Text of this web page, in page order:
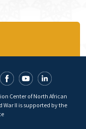
Center of North African
War II is supported by the